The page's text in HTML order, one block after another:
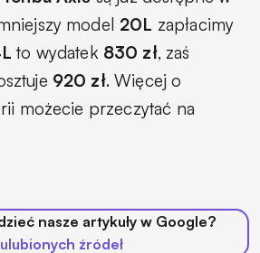
model 20L zapłacimy
to wydatek 830 zł, zaś
920 zł. Więcej o
możecie przeczytać na
nasze artykuły w Google?
źródeł